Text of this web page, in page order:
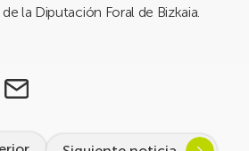
la Diputación Foral de Bizkaia.